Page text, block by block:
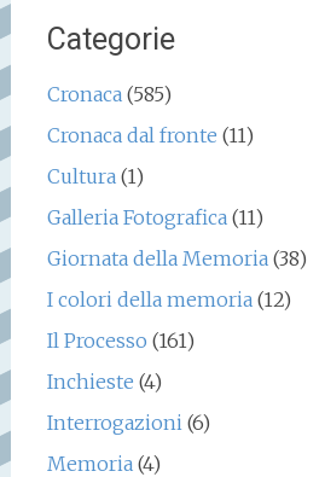
Categorie
Cronaca(585)
Cronaca dal fronte (11)
Cultura(1)
Galleria Fotografica(11)
Giornata della Memoria(38)
I colori della memoria(12)
Il Processo (161)
Inchieste (4)
Interrogazioni(6)
Memoria(4)